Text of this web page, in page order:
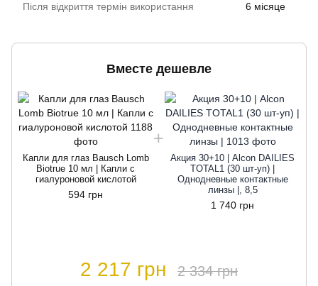
Після відкриття термін використання 6 місяце
Вместе дешевле
Капли для глаз Bausch Lomb
Biotrue 10 мл | Капли с
гиалуроновой кислотой
594 грн
Акция 30+10 | Alcon DAILIES
TOTAL1 (30 шт-уп) |
Однодневные контактные
линзы |, 8,5
1 740 грн
2 217 грн 2 334 грн